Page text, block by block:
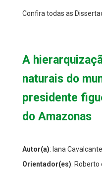
Confira todas as
A
naturais do
presidente
do Amazonas
Autor(a): Iana
Orientador(es):